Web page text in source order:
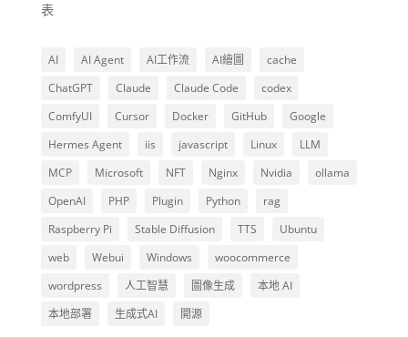
表
AI AI Agent AI工作流 AI繪圖
cache
ChatGPT
Claude Claude Code
codex
ComfyUI
Cursor Docker GitHub
Google
Hermes Agent
iis javascript Linux
LLM
MCP
Microsoft NFT Nginx Nvidia
ollama
OpenAI
PHP Plugin Python
rag
Raspberry Pi
Stable Diffusion TTS
Ubuntu
web
Webui Windows
woocommerce
wordpress
人工智慧 圖像生成
本地 AI
本地部署
生成式AI 開源